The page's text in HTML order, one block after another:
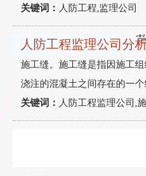
关键词： 人防工程,监理公司
人防工程监理公司分
施工缝。施工缝是指因施工
浇注的混凝土之间存在的一
关键词： 人防工程监理公司,